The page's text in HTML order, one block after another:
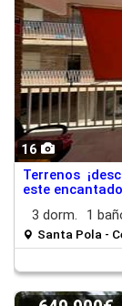
16
Terrenos
este
3 dorm.
1
Santa Pola -